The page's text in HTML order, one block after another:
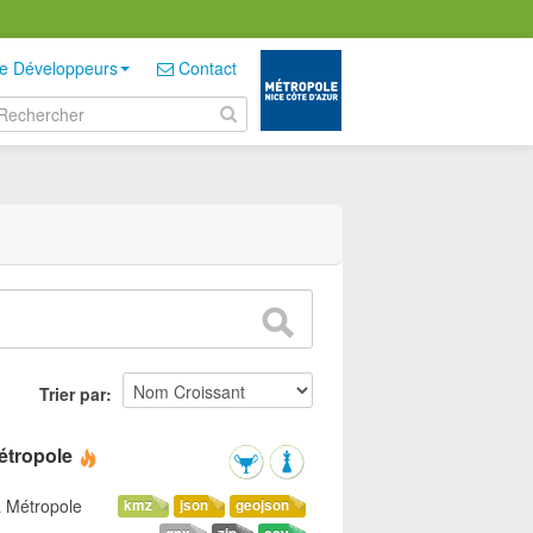
Développeurs Contact
Trier par
geojson
json
kmz
Métropole